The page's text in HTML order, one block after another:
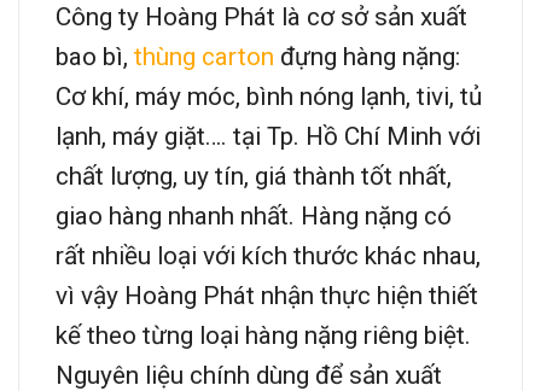
Công ty Hoàng Phát là cơ sở sản xuất
bao bì, thùng carton đựng hàng nặng:
Cơ khí, máy móc, bình nóng lạnh, tivi, tủ
lạnh, máy giặt…. tại Tp. Hồ Chí Minh với
chất lượng, uy tín, giá thành tốt nhất,
giao hàng nhanh nhất. Hàng nặng có
rất nhiều loại với kích thước khác nhau,
vì vậy Hoàng Phát nhận thực hiện thiết
kế theo từng loại hàng nặng riêng biệt.
Nguyên liệu chính dùng để sản xuất